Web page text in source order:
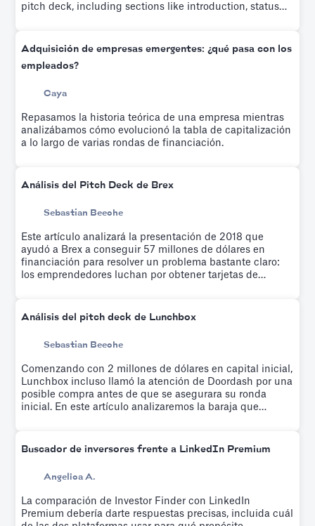
pitch deck, including sections like introduction, status
persuading investors of its profitability, and achieving
this within 4 minutes.
Adquisición de empresas emergentes: ¿qué pasa con los
empleados?
Caya
Repasamos la historia teórica de una empresa mientras
analizábamos cómo evolucionó la tabla de capitalización
a lo largo de varias rondas de financiación.
Análisis del Pitch Deck de Brex
Sebastian Beeche
Este artículo analizará la presentación de 2018 que
ayudó a Brex a conseguir 57 millones de dólares en
financiación para resolver un problema bastante claro:
los emprendedores luchan por obtener tarjetas de
Análisis del pitch deck de Lunchbox
Sebastian Beeche
Comenzando con 2 millones de dólares en capital inicial,
Lunchbox incluso llamó la atención de Doordash por una
posible compra antes de que se asegurara su ronda
inicial. En este artículo analizaremos la baraja que
Buscador de inversores frente a LinkedIn Premium
Angelica A.
La comparación de Investor Finder con LinkedIn
Premium debería darte respuestas precisas, incluida cuál